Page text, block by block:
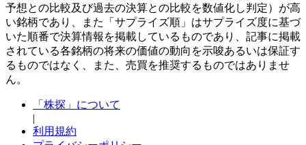
予想との比較及び過去の決算との比較を数値化し判定）が高
い銘柄であり、また「サプライズ順」はサプライズ度に基づ
いた順番で決算情報を掲載しているものであり、記事に掲載
されている各銘柄の将来の価値の動向を示唆あるいは保証す
るものではなく、また、売買を推奨するものではありませ
ん。
「株探」について
|
利用規約